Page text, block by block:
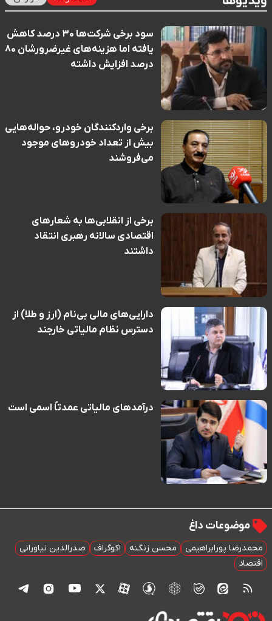
سود برخی شرکت‌ها ۳۰ درصد کاهش
یافته اما هزینه‌های غیرضرورشان ۸۰
درصد افزایش داشته
برخی واردکنندگان خودرو، حواله‌هایی
بیش از تعداد خودروهای موجود
می‌فروشند
برخی از انقلابی‌ها به شعارهای
اقتصادی سالانه رهبری انتقاد
داشتند
دارایی‌های مالی بی‌نام (ارز و طلا) از
دسترس نظام مالیاتی خارجند
درآمدهای مالیاتی عمدتاً اسمی است
موضوعات داغ
محمدرضا پورابراهیمی محسن زنگنه اکوگراف
صدرالدین نیاورانی
اقتصاد